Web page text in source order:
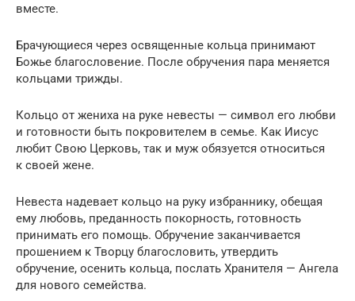
вместе.
Брачующиеся через освященные кольца принимают
Божье благословение. После обручения пара меняется
кольцами трижды.
Кольцо от жениха на руке невесты — символ его любви
и готовности быть покровителем в семье. Как Иисус
любит Свою Церковь, так и муж обязуется относиться
к своей жене.
Невеста надевает кольцо на руку избраннику, обещая
ему любовь, преданность покорность, готовность
принимать его помощь. Обручение заканчивается
прошением к Творцу благословить, утвердить
обручение, осенить кольца, послать Хранителя — Ангела
для нового семейства.